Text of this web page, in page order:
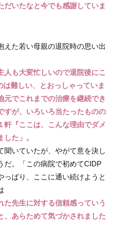
だいたなと今でも感謝していま
た若い母親の退院時の思い出
人も大変忙しいので退院後にこ
難しい、とおっしゃっていま
元でこれまでの治療を継続でき
すが、いろいろ当たったものの
軒『ここは、こんな理由でダメ
た」。
いていたが、やがて意を決し
だ。「この病院で初めてCIDP
っぱり、ここに通い続けようと
た先生に対する信頼感っていう
、あらためて気づかされました